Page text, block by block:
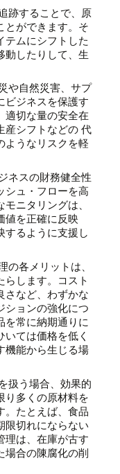
跡することで、原
とができます。そ
テムにシフトした
動したりして、生
や自然災害、サプ
ビジネスを保護す
適切な量の安全在
産シフトなどの 代
ようなリスクを軽
ネスの財務健全性
シュ・フローを高
ニタリングは、
値を正確に反映
するように支援し
の各メリットは、
らします。コスト
さなど、わずかな
ションの強化につ
を常に納期通りに
ては価格を低く
機能から生じる場
扱う場合、効果的
り多くの原材料を
。たとえば、食品
限切れにならない
理は、在庫が古す
場合の陳腐化の削